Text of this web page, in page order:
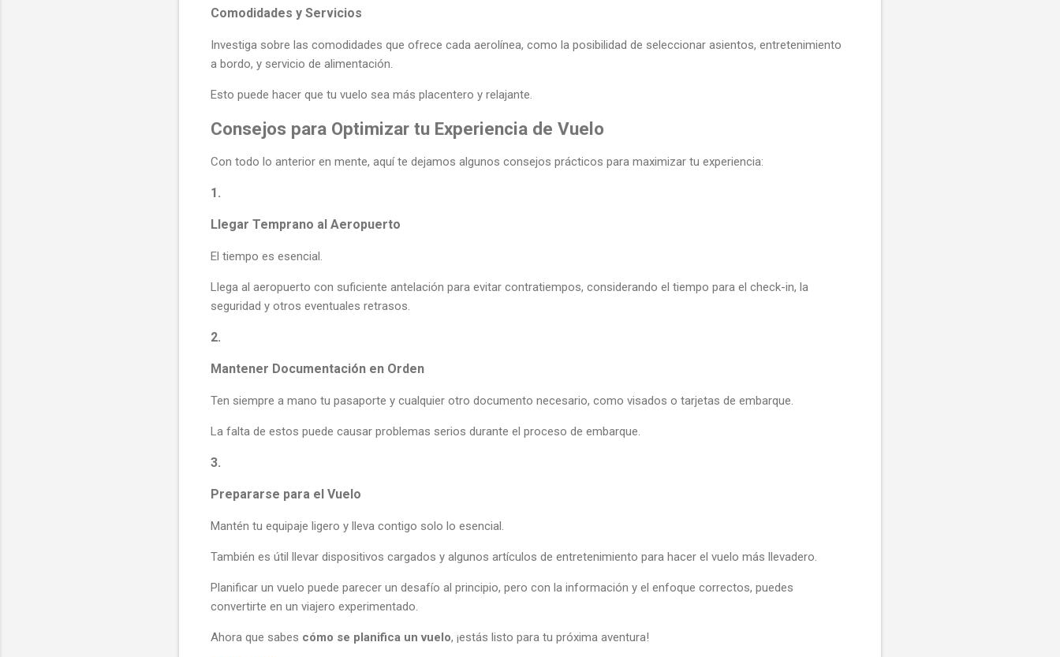
Comodidades y Servicios
Investiga sobre las comodidades que ofrece cada aerolínea, como la posibilidad de seleccionar asientos, entretenimiento
a bordo, y servicio de alimentación.
Esto puede hacer que tu vuelo sea más placentero y relajante.
Consejos para Optimizar tu Experiencia de Vuelo
Con todo lo anterior en mente, aquí te dejamos algunos consejos prácticos para maximizar tu experiencia:
1.
Llegar Temprano al Aeropuerto
El tiempo es esencial.
Llega al aeropuerto con suficiente antelación para evitar contratiempos, considerando el tiempo para el check-in, la
seguridad y otros eventuales retrasos.
2.
Mantener Documentación en Orden
Ten siempre a mano tu pasaporte y cualquier otro documento necesario, como visados o tarjetas de embarque.
La falta de estos puede causar problemas serios durante el proceso de embarque.
3.
Prepararse para el Vuelo
Mantén tu equipaje ligero y lleva contigo solo lo esencial.
También es útil llevar dispositivos cargados y algunos artículos de entretenimiento para hacer el vuelo más llevadero.
Planificar un vuelo puede parecer un desafío al principio, pero con la información y el enfoque correctos, puedes
convertirte en un viajero experimentado.
Ahora que sabes cómo se planifica un vuelo, ¡estás listo para tu próxima aventura!